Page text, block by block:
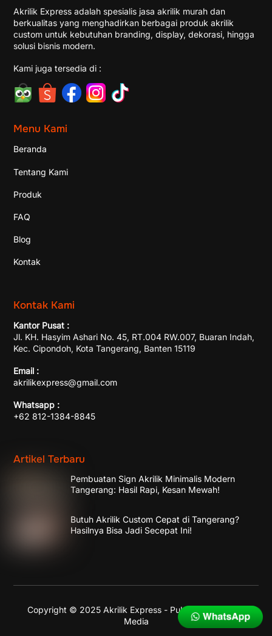
Akrilik Express adalah spesialis jasa akrilik murah dan
berkualitas yang menghadirkan berbagai produk akrilik
custom untuk kebutuhan branding, display, dekorasi, hingga
solusi bisnis modern.
Kami juga tersedia di :
Menu Kami
Beranda
Tentang Kami
Produk
FAQ
Blog
Kontak
Kontak Kami
Kantor Pusat :
Jl. KH. Hasyim Ashari No. 45, RT.004 RW.007, Buaran Indah,
Kec. Cipondoh, Kota Tangerang, Banten 15119
Email :
akrilikexpress@gmail.com
Whatsapp :
+62 812-1384-8845
Artikel Terbaru
Pembuatan Sign Akrilik Minimalis Modern
Tangerang: Hasil Rapi, Kesan Mewah!
Butuh Akrilik Custom Cepat di Tangerang?
Hasilnya Bisa Jadi Secepat Ini!
Copyright © 2025 Akrilik Express - Published by
Media